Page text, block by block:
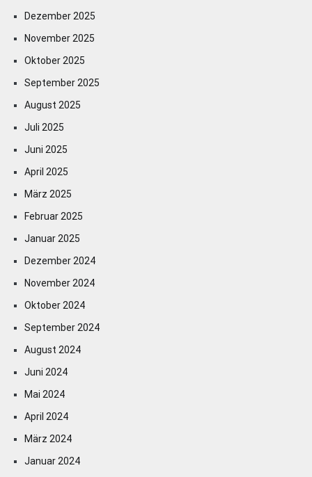
Dezember 2025
November 2025
Oktober 2025
September 2025
August 2025
Juli 2025
Juni 2025
April 2025
März 2025
Februar 2025
Januar 2025
Dezember 2024
November 2024
Oktober 2024
September 2024
August 2024
Juni 2024
Mai 2024
April 2024
März 2024
Januar 2024